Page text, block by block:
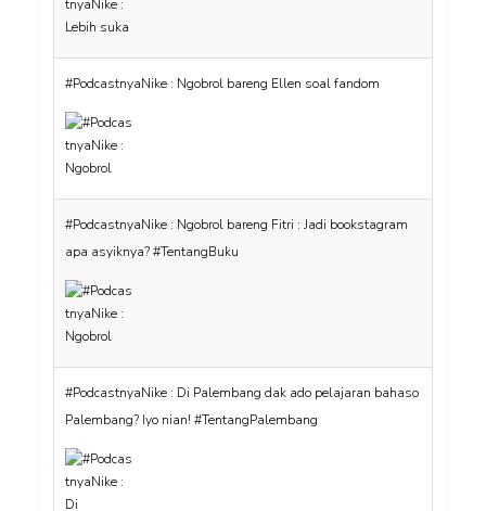
#PodcastnyaNike : Ngobrol bareng Ellen soal fandom
#PodcastnyaNike : Ngobrol bareng Fitri : Jadi bookstagram
apa asyiknya? #TentangBuku
#PodcastnyaNike : Di Palembang dak ado pelajaran bahaso
Palembang? Iyo nian! #TentangPalembang